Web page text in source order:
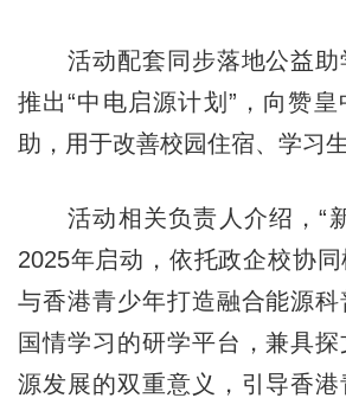
活动配套同步落地公益助
推出“中电启源计划”，向赞
助，用于改善校园住宿、学习
活动相关负责人介绍，“新
2025年启动，依托政企校协
与香港青少年打造融合能源科
国情学习的研学平台，兼具
源发展的双重意义，引导香港